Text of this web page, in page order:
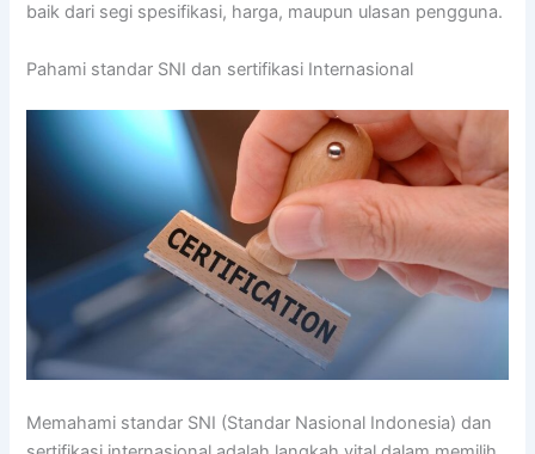
baik dari segi spesifikasi, harga, maupun ulasan pengguna.
Pahami standar SNI dan sertifikasi Internasional
Memahami standar SNI (Standar Nasional Indonesia) dan